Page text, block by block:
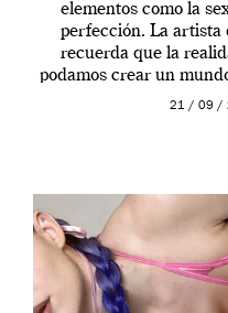
elementos como la
perfección. La artista
recuerda que la
podamos crear un
que los
21 / 09 /